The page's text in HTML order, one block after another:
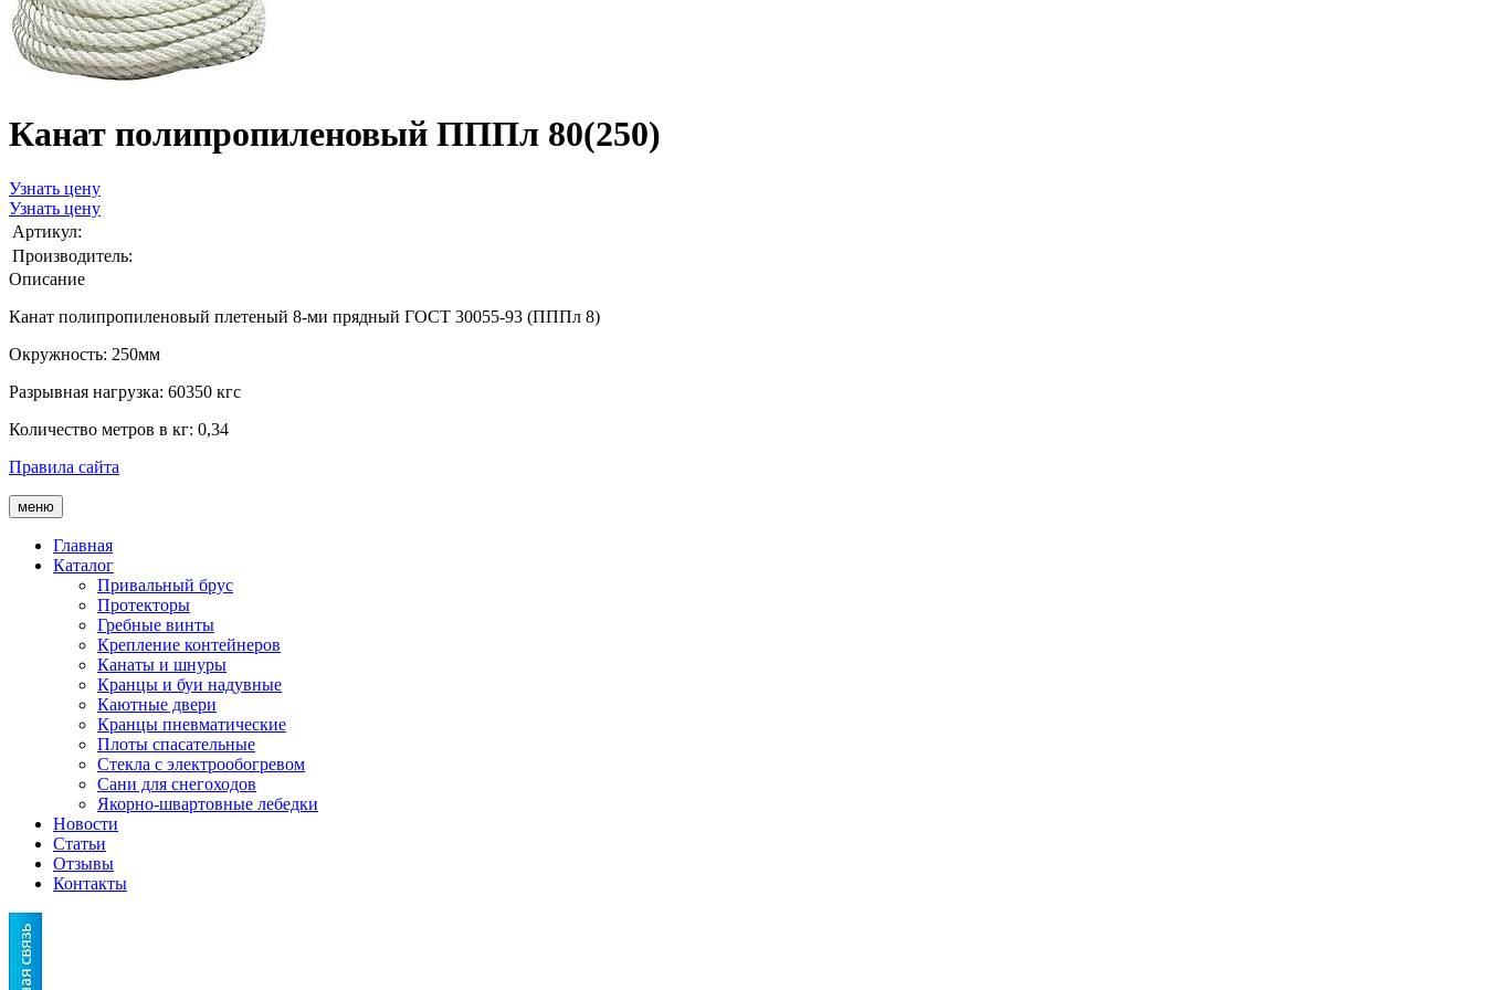
Канат полипропиленовый ПППл 80(250)
Узнать цену
Узнать цену
Артикул:
Производитель:
Описание
Канат полипропиленовый плетеный 8-ми прядный ГОСТ 30055-93 (ПППл 8)
Окружность: 250мм
Разрывная нагрузка: 60350 кгс
Количество метров в кг: 0,34
Правила сайта
меню
Главная
Каталог
Привальный брус
Протекторы
Гребные винты
Крепление контейнеров
Канаты и шнуры
Кранцы и буи надувные
Каютные двери
Кранцы пневматические
Плоты спасательные
Стекла с электрообогревом
Сани для снегоходов
Якорно-швартовные лебедки
Новости
Статьи
Отзывы
Контакты